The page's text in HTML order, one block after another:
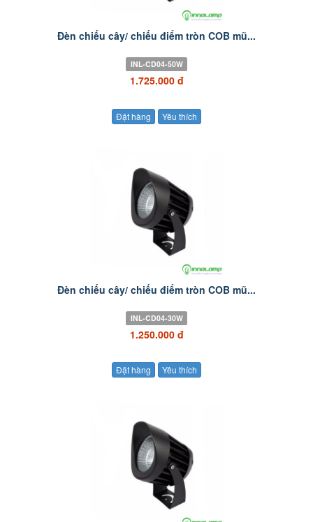
Đèn chiếu cây/ chiếu điểm tròn COB mũ...
INL-CD04-50W
1.725.000 đ
Đặt hàng Yêu thích
Đèn chiếu cây/ chiếu điểm tròn COB mũ...
INL-CD04-30W
1.250.000 đ
Đặt hàng Yêu thích